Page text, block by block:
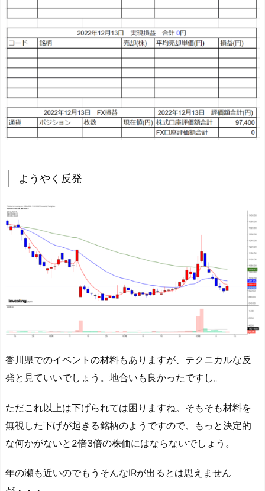
ようやく反発
香川県でのイベントの材料もありますが、テクニカルな反
発と見ていいでしょう。地合いも良かったですし。
ただこれ以上は下げられては困りますね。そもそも材料を
無視した下げが起きる銘柄のようですので、もっと決定的
な何かがないと2倍3倍の株価にはならないでしょう。
年の瀬も近いのでもうそんなIRが出るとは思えません